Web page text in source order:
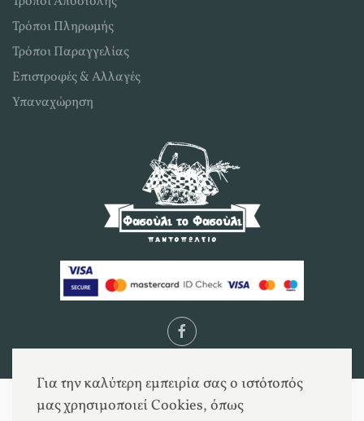
Τρόποι Πληρωμής
Τρόποι Παραγγελίας
Επιστροφές & Αλλαγές
Υπαναχώρηση
Για την καλύτερη εμπειρία σας ο ιστότοπός
μας χρησιμοποιεί Cookies, όπως